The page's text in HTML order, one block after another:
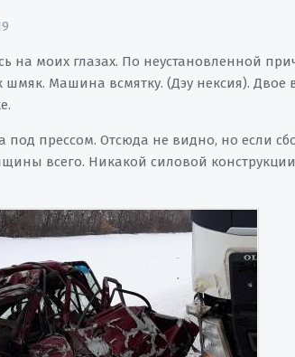
на моих глазах. По неустановленной
шмяк. Машина всмятку. (Дэу нексия).
прессом. Отсюда не видно, но если
всего. Никакой силовой